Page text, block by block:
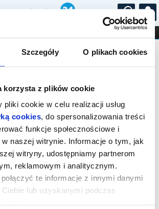
Szczegóły O plikach cookies
korzysta z plików cookie
cookie w celu realizacji usług
cookies, do spersonalizowania treści
funkcje społecznościowe i
naszej witrynie. Informacje o tym, jak
witryny, udostępniamy partnerom
reklamowym i analitycznym.
te informacje z innymi danymi
lub uzyskanymi podczas
...
OPERA I BALET
STAND-UP
on-line na wydarzenie